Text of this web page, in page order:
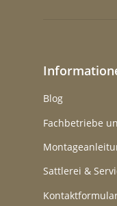
Blog
Fachbetriebe
Sattlerei &